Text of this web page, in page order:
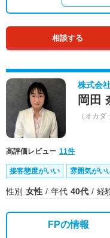
相談する
株式会
岡田
（オカダ
高評価レビュー 11件
接客態度がいい 雰囲気がい
性別 女性 年代 40代 経
FPの情報